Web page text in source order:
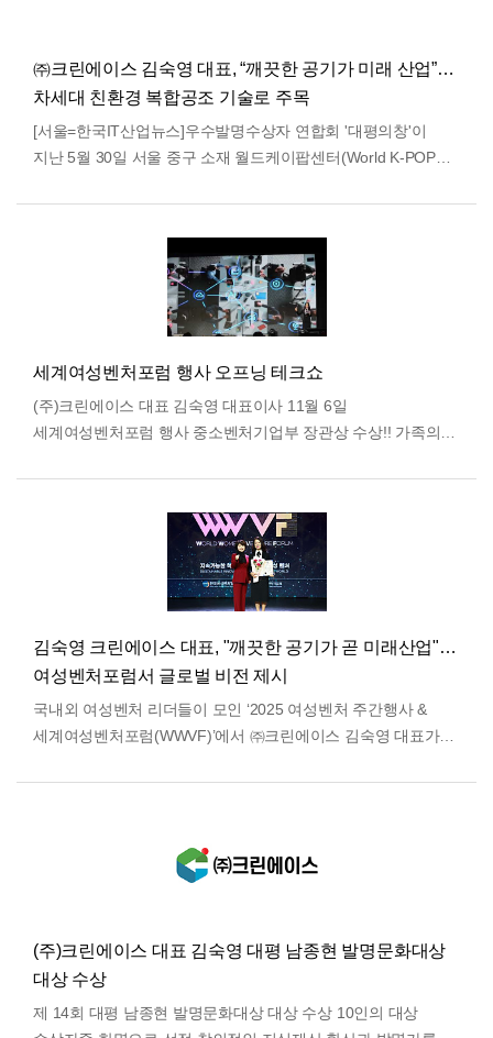
㈜크린에이스 김숙영 대표, “깨끗한 공기가 미래 산업”…
차세대 친환경 복합공조 기술로 주목
[서울=한국IT산업뉴스]우수발명수상자 연합회 '대평의창'이
지난 5월 30일 서울 중구 소재 월드케이팝센터(World K-POP
세계여성벤처포럼 행사 오프닝 테크쇼
(주)크린에이스 대표 김숙영 대표이사 11월 6일
세계여성벤처포럼 행사 중소벤처기업부 장관상 수상!! 가족의
김숙영 크린에이스 대표, "깨끗한 공기가 곧 미래산업"…
여성벤처포럼서 글로벌 비전 제시
국내외 여성벤처 리더들이 모인 ‘2025 여성벤처 주간행사 &
세계여성벤처포럼(WWVF)’에서 ㈜크린에이스 김숙영 대표가
(주)크린에이스 대표 김숙영 대평 남종현 발명문화대상
대상 수상
제 14회 대평 남종현 발명문화대상 대상 수상 10인의 대상